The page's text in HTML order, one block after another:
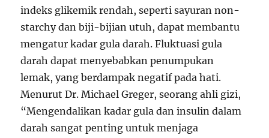
indeks glikemik rendah, seperti sayuran non-
starchy dan biji-bijian utuh, dapat membantu
mengatur kadar gula darah. Fluktuasi gula
darah dapat menyebabkan penumpukan
lemak, yang berdampak negatif pada hati.
Menurut Dr. Michael Greger, seorang ahli gizi,
“Mengendalikan kadar gula dan insulin dalam
darah sangat penting untuk menjaga